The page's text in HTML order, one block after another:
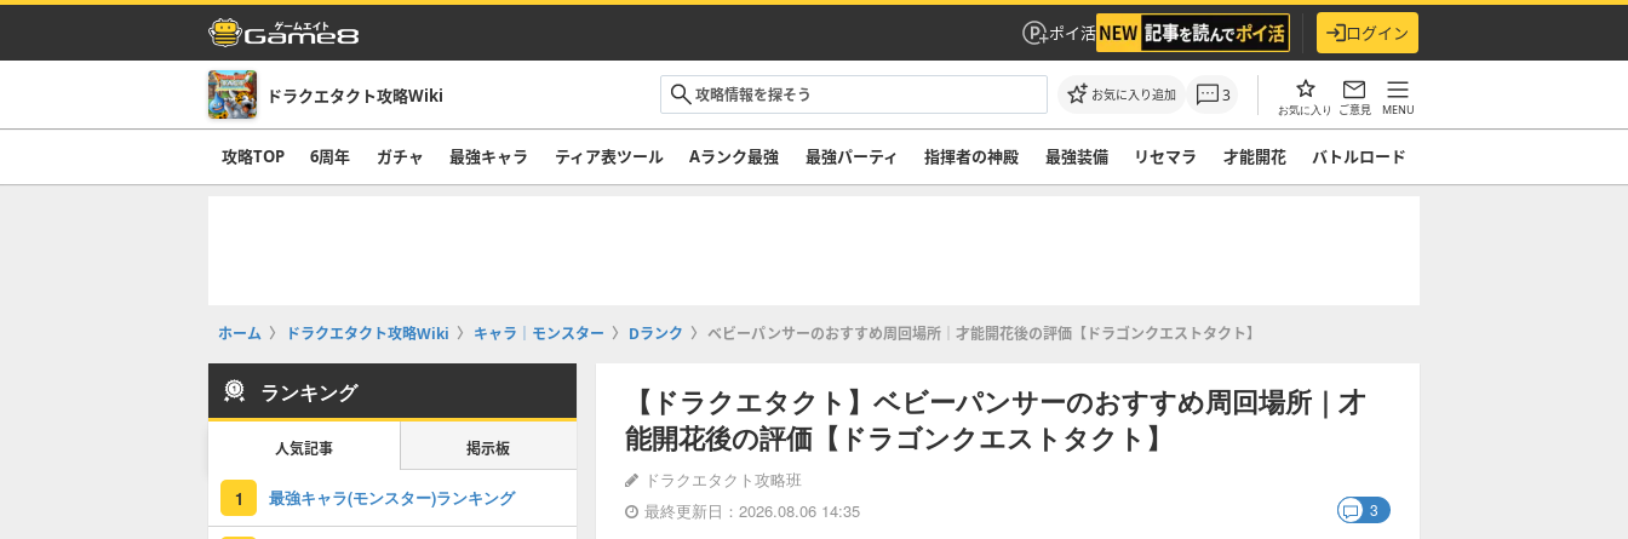
ポイ活 ログイン
ドラクエタクト攻略Wiki お気に入り追加 3
お気に入り ご意見 MENU
攻略TOP 6周年 ガチャ 最強キャラ ティア表ツール Aランク最強 最強パーティ 指揮者の神殿 最強装備 リセマラ 才能開花 バトルロード
ホーム ドラクエタクト攻略Wiki キャラ｜モンスター Dランク ベビーパンサーのおすすめ周回場所｜才能開花後の評価【ドラゴンクエストタクト】
【ドラクエタクト】ベビーパンサーのおすすめ周回場所｜才
能開花後の評価【ドラゴンクエストタクト】
ドラクエタクト攻略班
最終更新日：2026.08.06 14:35
3
ランキング
人気記事 掲示板
1 最強キャラ(モンスター)ランキング